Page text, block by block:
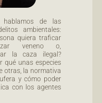
de las
ambientales:
quiera traficar
veneno o,
la caza ilegal?
qué unas especies
otras, la normativa
y cómo poder
con los agentes